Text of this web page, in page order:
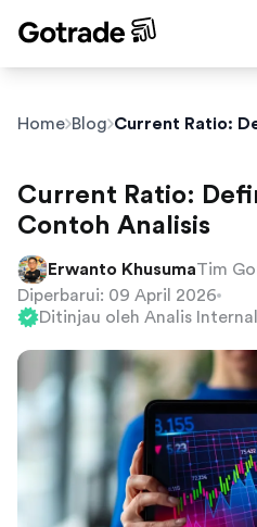
Home Blog
Current Ratio:
Contoh Analisis
Erwanto KhusumaTim
Diperbarui: 09 April 2026
Ditinjau oleh Analis